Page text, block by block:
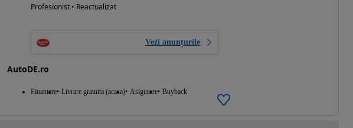
Profesionist • Reactualizat
Vezi anunțurile
AutoDE.ro
Finantare Livrare gratuita (acasa) Asigurare Buyback